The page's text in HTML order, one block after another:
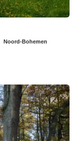
Noord-Bohemen